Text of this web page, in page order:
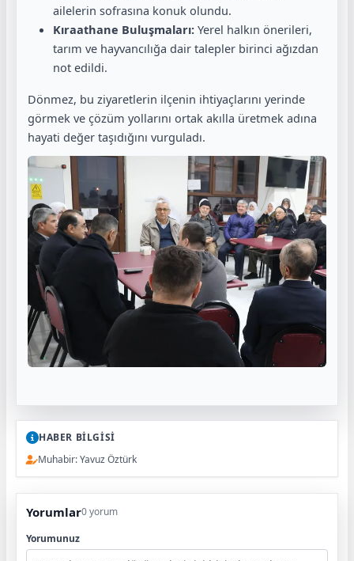
ailelerin sofrasına konuk olundu.
Kıraathane Buluşmaları: Yerel halkın önerileri,
tarım ve hayvancılığa dair talepler birinci ağızdan
not edildi.
Dönmez, bu ziyaretlerin ilçenin ihtiyaçlarını yerinde
görmek ve çözüm yollarını ortak akılla üretmek adına
hayati değer taşıdığını vurguladı.
HABER BİLGİSİ
Muhabir: Yavuz Öztürk
Yorumlar0 yorum
Yorumunuz